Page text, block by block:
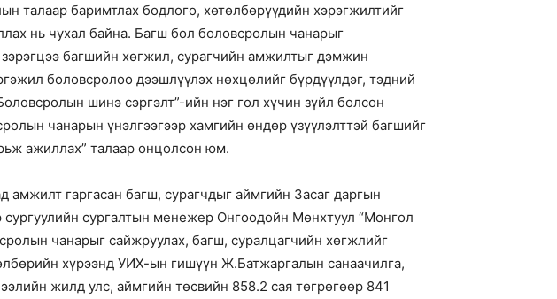
талаар баримтлах бодлого, хөтөлбөрүүдийн хэрэгжилтийг
нь чухал байна. Багш бол боловсролын чанарыг
багшийн хөгжил, сурагчийн амжилтыг дэмжин
боловсролоо дээшлүүлэх нөхцөлийг бүрдүүлдэг, тэдний
шинэ сэргэлт”-ийн нэг гол хүчин зүйл болсон
чанарын үнэлгээгээр хамгийн өндөр үзүүлэлттэй багшийг
ажиллах” талаар онцолсон юм.
гаргасан багш, сурагчдыг аймгийн Засаг даргын
сургалтын менежер Онгоодойн Мөнхтуул “Монгол
чанарыг сайжруулах, багш, суралцагчийн хөгжлийг
хүрээнд УИХ-ын гишүүн Ж.Батжаргалын санаачилга,
жилд улс, аймгийн төсвийн 858.2 сая төгрөгөөр 841